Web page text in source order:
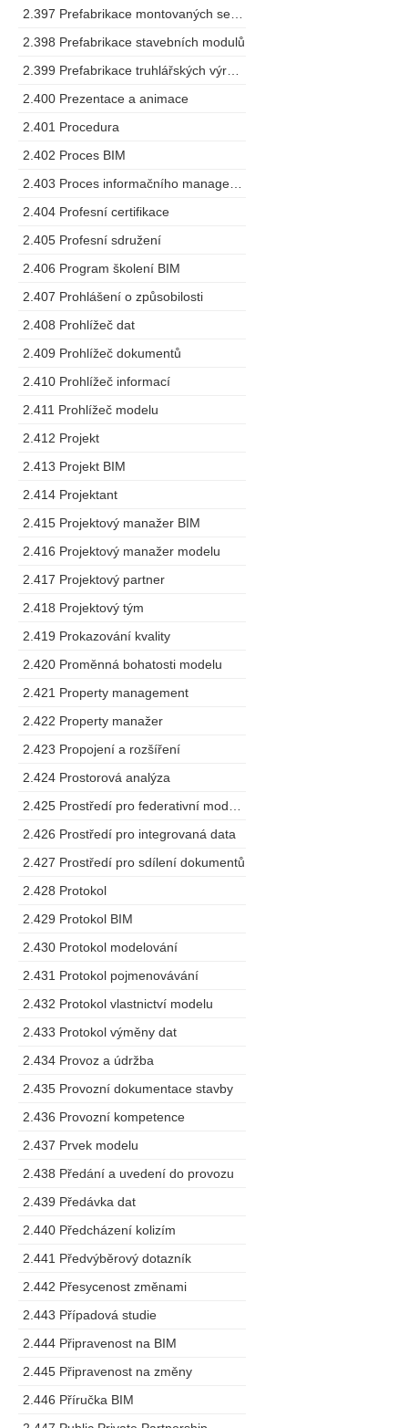
2.398 Prefabrikace stavebních modulů
2.400 Prezentace a animace
2.401 Procedura
2.402 Proces BIM
2.404 Profesní certifikace
2.405 Profesní sdružení
2.406 Program školení BIM
2.407 Prohlášení o způsobilosti
2.408 Prohlížeč dat
2.409 Prohlížeč dokumentů
2.410 Prohlížeč informací
2.411 Prohlížeč modelu
2.412 Projekt
2.413 Projekt BIM
2.414 Projektant
2.415 Projektový manažer BIM
2.416 Projektový manažer modelu
2.417 Projektový partner
2.418 Projektový tým
2.419 Prokazování kvality
2.420 Proměnná bohatosti modelu
2.421 Property management
2.422 Property manažer
2.423 Propojení a rozšíření
2.424 Prostorová analýza
2.426 Prostředí pro integrovaná data
2.427 Prostředí pro sdílení dokumentů
2.428 Protokol
2.429 Protokol BIM
2.430 Protokol modelování
2.431 Protokol pojmenovávání
2.432 Protokol vlastnictví modelu
2.433 Protokol výměny dat
2.434 Provoz a údržba
2.435 Provozní dokumentace stavby
2.436 Provozní kompetence
2.437 Prvek modelu
2.438 Předání a uvedení do provozu
2.439 Předávka dat
2.440 Předcházení kolizím
2.441 Předvýběrový dotazník
2.442 Přesycenost změnami
2.443 Případová studie
2.444 Připravenost na BIM
2.445 Připravenost na změny
2.446 Příručka BIM